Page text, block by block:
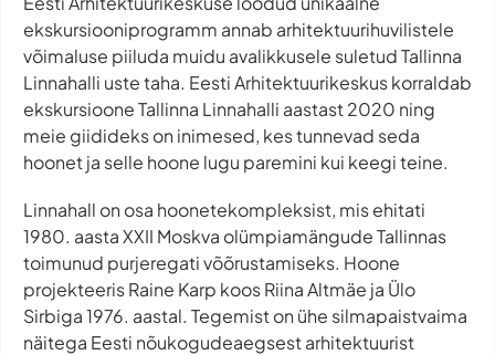
ekskursiooniprogramm annab arhitektuurihuvilistele
võimaluse piiluda muidu avalikkusele suletud Tallinna
Linnahalli uste taha. Eesti Arhitektuurikeskus korraldab
ekskursioone Tallinna Linnahalli aastast 2020 ning
meie giidideks on inimesed, kes tunnevad seda
hoonet ja selle hoone lugu paremini kui keegi teine.
Linnahall on osa hoonetekompleksist, mis ehitati
1980. aasta XXII Moskva olümpiamängude Tallinnas
toimunud purjeregati võõrustamiseks. Hoone
projekteeris Raine Karp koos Riina Altmäe ja Ülo
Sirbiga 1976. aastal. Tegemist on ühe silmapaistvaima
näitega Eesti nõukogudeaegsest arhitektuurist